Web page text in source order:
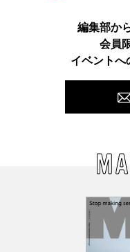
TikTok
編集部か
会員
イベントへ